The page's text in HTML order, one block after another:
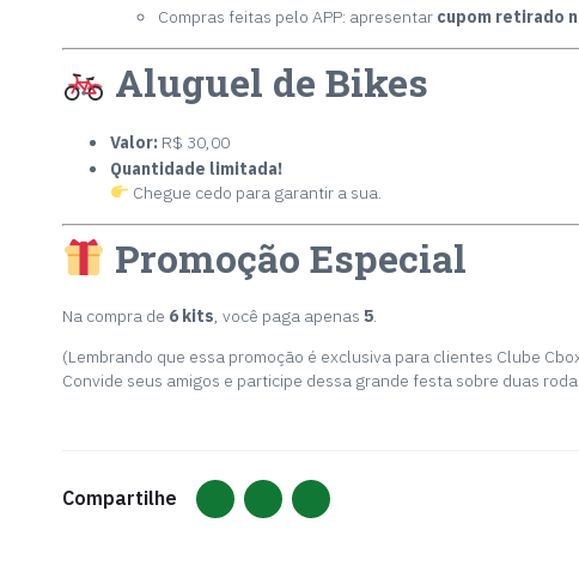
Compras feitas pelo APP: apresentar cupom retirado
Aluguel de Bikes
Valor: R$ 30,00
Quantidade limitada!
Chegue cedo para garantir a sua.
Promoção Especial
Na compra de 6 kits, você paga apenas 5.
(Lembrando que essa promoção é exclusiva para clientes Clube
Convide seus amigos e participe dessa grande festa sobre duas
Compartilhe